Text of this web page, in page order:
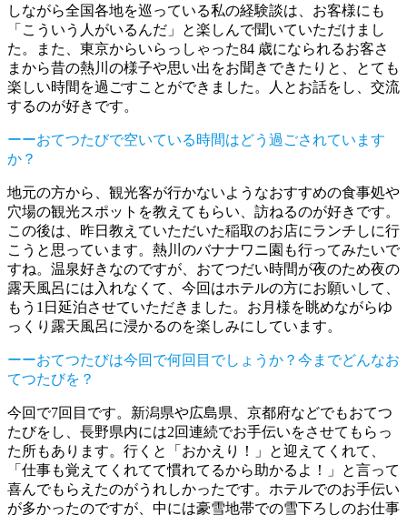
しながら全国各地を巡っている私の経験談は、お客様にも
「こういう人がいるんだ」と楽しんで聞いていただけまし
た。また、東京からいらっしゃった84 歳になられるお客さ
まから昔の熱川の様子や思い出をお聞きできたりと、とても
楽しい時間を過ごすことができました。人とお話をし、交流
するのが好きです。
ーーおてつたびで空いている時間はどう過ごされています
か？
地元の方から、観光客が行かないようなおすすめの食事処や
穴場の観光スポットを教えてもらい、訪ねるのが好きです。
この後は、昨日教えていただいた稲取のお店にランチしに行
こうと思っています。熱川のバナナワニ園も行ってみたいで
すね。温泉好きなのですが、おてつだい時間が夜のため夜の
露天風呂には入れなくて、今回はホテルの方にお願いして、
もう1日延泊させていただきました。お月様を眺めながらゆ
っくり露天風呂に浸かるのを楽しみにしています。
ーーおてつたびは今回で何回目でしょうか？今までどんなお
てつたびを？
今回で7回目です。新潟県や広島県、京都府などでもおてつ
たびをし、長野県内には2回連続でお手伝いをさせてもらっ
た所もあります。行くと「おかえり！」と迎えてくれて、
「仕事も覚えてくれてて慣れてるから助かるよ！」と言って
喜んでもらえたのがうれしかったです。ホテルでのお手伝い
が多かったのですが、中には豪雪地帯での雪下ろしのお仕事